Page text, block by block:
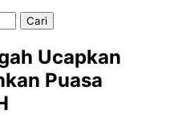
Ucapkan
Puasa